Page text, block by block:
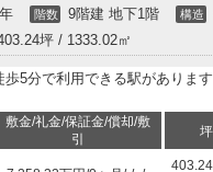
階数 9階建 地下1階 構造
坪 / 1333.02㎡
歩5分で利用できる駅がありま
敷金/礼金/保証金/償却/敷
引